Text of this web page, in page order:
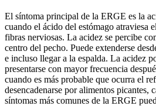
El síntoma principal de la ERGE es la
cuando el ácido del estómago atraviesa
fibras nerviosas. La acidez se percibe
centro del pecho. Puede extenderse
e incluso llegar a la espalda. La acidez
presentarse con mayor frecuencia
cuando es más probable que ocurra el
desencadenarse por alimentos picantes,
síntomas más comunes de la ERGE